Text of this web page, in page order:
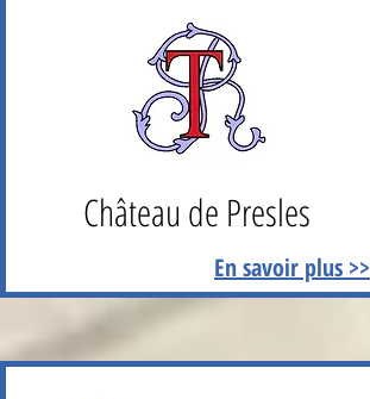
Château de Presles
En savoir plus >>